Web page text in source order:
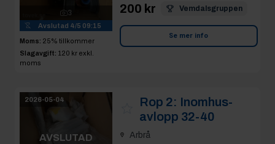
3
Avslutad 4/5 09:15
Moms: 25% tillkommer
Slagavgift: 120 kr exkl.
moms
200 kr Vemdalsgruppen
Se mer info
2026-05-04
AVSLUTAD
Rop 2: Inomhus-
avlopp 32-40
Arbrå